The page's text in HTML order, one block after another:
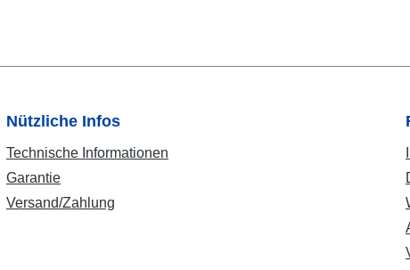
Nützliche Infos
Technische Informationen
Garantie
Versand/Zahlung